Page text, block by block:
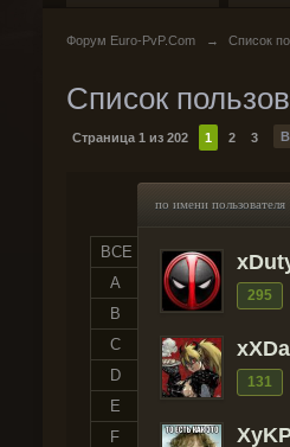
Форум Euro-PvP.Com → Список
Список
Страница 1 из 202 1 2 3
ВСЕ
A
B
C
D
E
F
по имени пользователя
295
131